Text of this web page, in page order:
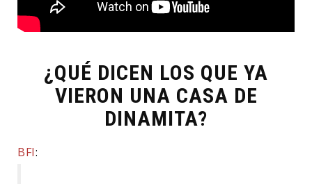
¿QUÉ DICEN LOS QUE YA
VIERON UNA CASA DE
DINAMITA?
BFI: